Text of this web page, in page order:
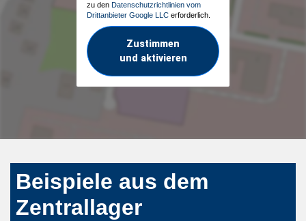
zu den Datenschutzrichtlinien vom
Drittanbieter Google LLC erforderlich.
Zustimmen
und aktivieren
Beispiele aus dem
Zentrallager